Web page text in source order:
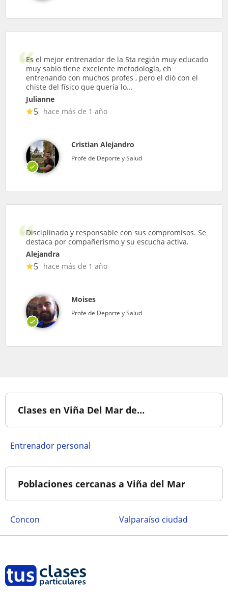
Es el mejor entrenador de la 5ta región muy educado
muy sabio tiene excelente metodología, eh
entrenando con muchos profes , pero el dió con el
chiste del físico que quería lo...
Julianne
5 hace más de 1 año
Cristian Alejandro
Profe de Deporte y Salud
Disciplinado y responsable con sus compromisos. Se
destaca por compañerismo y su escucha activa.
Alejandra
5 hace más de 1 año
Moises
Profe de Deporte y Salud
Clases en Viña Del Mar de…
Entrenador personal
Poblaciones cercanas a Viña del Mar
Concon Valparaíso ciudad